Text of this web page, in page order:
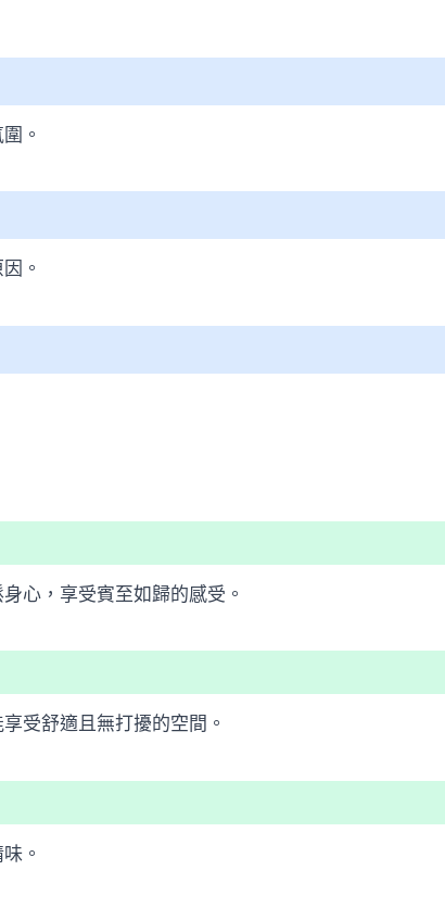
。
。
心，享受賓至如歸的感受。
受舒適且無打擾的空間。
。